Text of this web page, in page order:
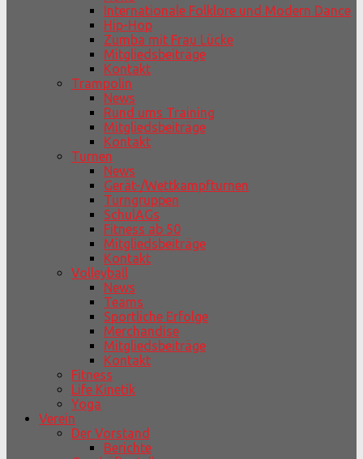
Internationale Folklore und Modern Dance
Hip-Hop
Zumba mit Frau Lücke
Mitgliedsbeiträge
Kontakt
Trampolin
News
Rund ums Training
Mitgliedsbeiträge
Kontakt
Turnen
News
Gerät-/Wettkampfturnen
Turngruppen
SchulAGs
Fitness ab 50
Mitgliedsbeiträge
Kontakt
Volleyball
News
Teams
Sportliche Erfolge
Merchandise
Mitgliedsbeiträge
Kontakt
Fitness
Life Kinetik
Yoga
Verein
Der Vorstand
Berichte